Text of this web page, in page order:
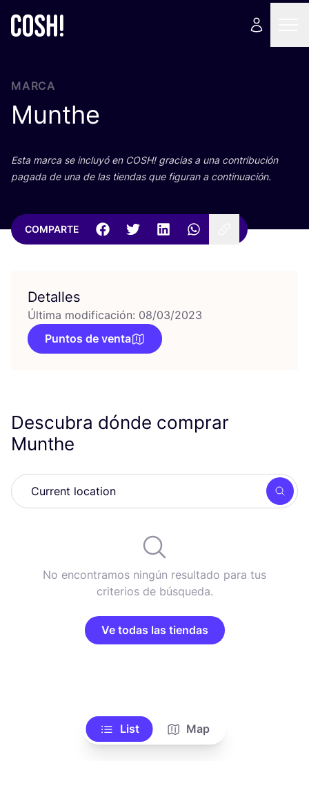
MARCA
Munthe
Esta mar­ca se inclu­yó en COSH! gra­cias a una con­tri­bu­ción
paga­da de una de las tien­das que figu­ran a continuación.
COMPARTE
Detalles
Última modificación: 08/03/2023
Puntos de venta
Descubra dónde comprar
Munthe
No encontramos ningún resultado para tus
criterios de búsqueda.
Ve todas las tiendas
List Map